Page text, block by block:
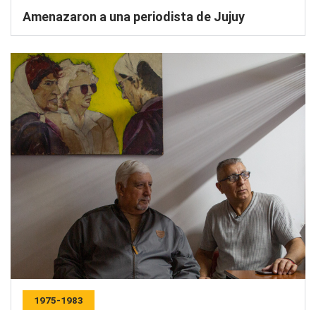
Amenazaron a una periodista de Jujuy
1975-1983